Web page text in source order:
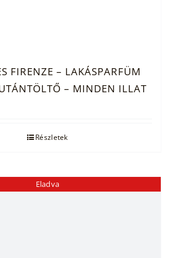
FIRENZE – LAKÁSPARFÜM
– MINDEN ILLAT
Részletek
Eladva